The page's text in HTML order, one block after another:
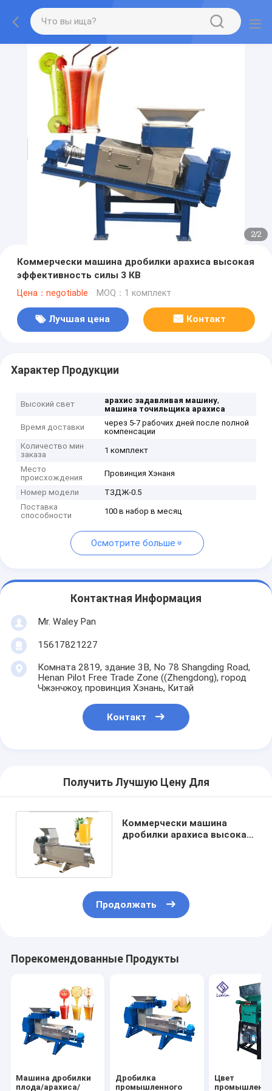
2/2
Коммерчески машина дробилки арахиса высокая
эффективность силы 3 КВ
Цена：negotiable MOQ：1 комплект
Лучшая цена Контакт
Характер Продукции
Высокий свет арахис задавливая машину,
машина точильщика арахиса
Время доставки
через 5-7 рабочих дней после полной
компенсации
Количество мин
заказа
1 комплект
Место
происхождения
Провинция Хэнаня
Номер модели
ТЗДЖ-0.5
Поставка
способности
100 в набор в месяц
Осмотрите больше
Контактная Информация
Mr. Waley Pan
15617821227
Комната 2819, здание 3B, No 78 Shangding Road,
Henan Pilot Free Trade Zone ((Zhengdong), город
Чжэнчжоу, провинция Хэнань, Китай
Контакт
Получить Лучшую Цену Для
Коммерчески машина
дробилки арахиса высокая
Продолжать
Порекомендованные Продукты
Машина дробилки
плода/арахиса/
Дробилка
промышленного
Цвет